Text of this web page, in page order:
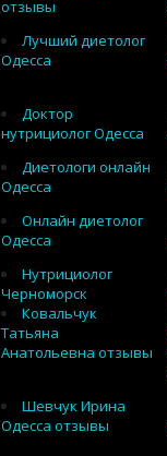
отзывы
Лучший диетолог
Одесса
Доктор
нутрициолог Одесса
Диетологи онлайн
Одесса
Онлайн диетолог
Одесса
Нутрициолог
Черноморск
Ковальчук
Татьяна
Анатольевна отзывы
Шевчук Ирина
Одесса отзывы